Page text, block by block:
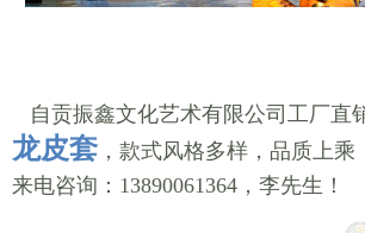
自贡振鑫文化艺术有限公司工厂直
龙皮套，款式风格多样，品质上乘
来电咨询：13890061364，李先生！